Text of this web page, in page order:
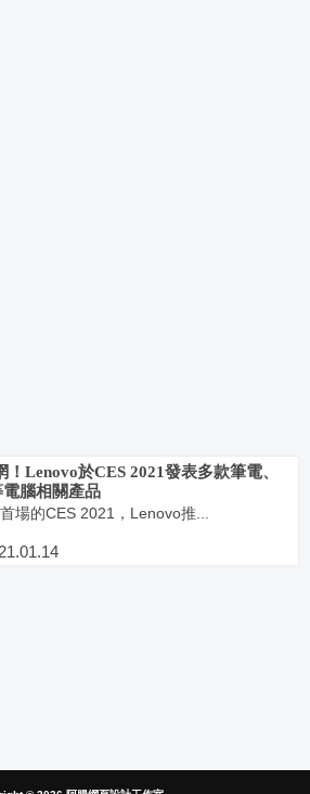
！Lenovo於CES 2021發表多款筆電、
腦相關產品
場的CES 2021，Lenovo推...